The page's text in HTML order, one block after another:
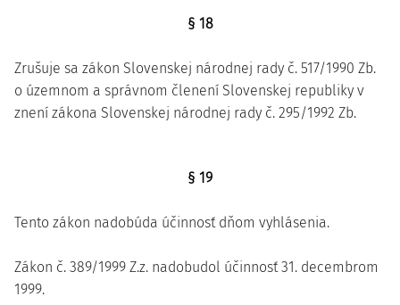
§ 18
Zrušuje sa zákon Slovenskej národnej rady č. 517/1990 Zb.
o územnom a správnom členení Slovenskej republiky v
znení zákona Slovenskej národnej rady č. 295/1992 Zb.
§ 19
Tento zákon nadobúda účinnosť dňom vyhlásenia.
Zákon č. 389/1999 Z.z. nadobudol účinnosť 31. decembrom
1999.